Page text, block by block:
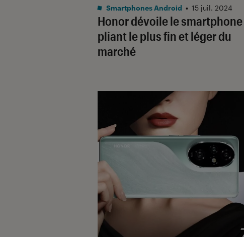
Honor dévoile le smartphone
pliant le plus fin et léger du
marché
Smartphones Android • 15 juil. 2024